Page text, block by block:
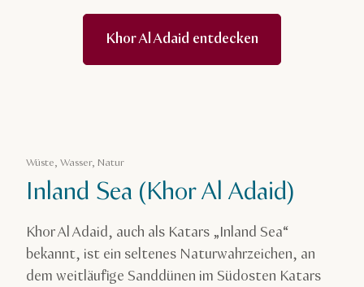
Khor Al Adaid entdecken
Wüste, Wasser, Natur
Inland Sea (Khor Al Adaid)
Khor Al Adaid, auch als Katars „Inland Sea“
bekannt, ist ein seltenes Naturwahrzeichen, an
dem weitläufige Sanddünen im Südosten Katars